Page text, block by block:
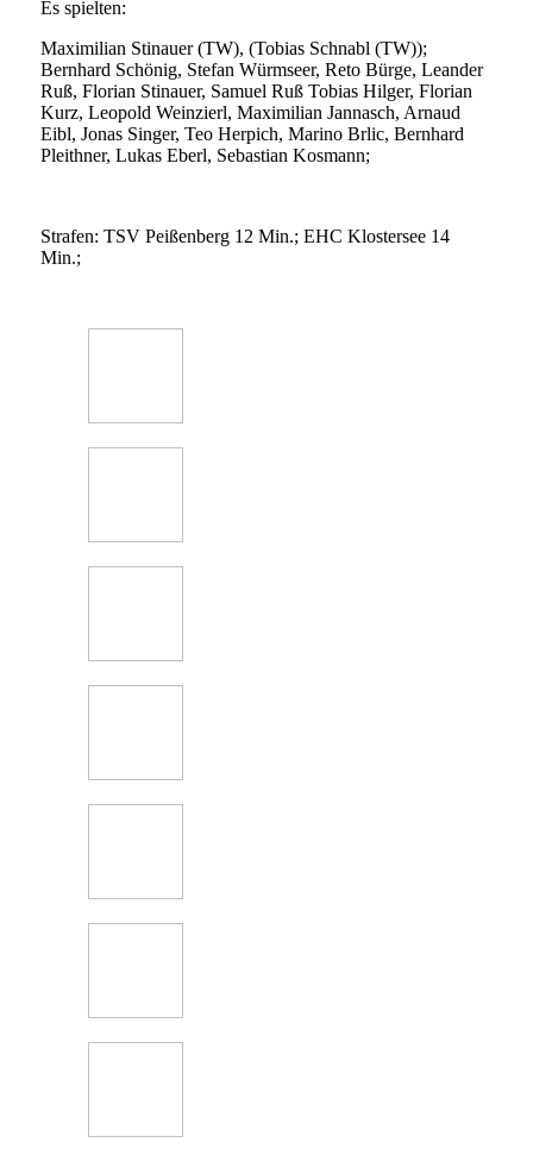
Es spielten:
Maximilian Stinauer (TW), (Tobias Schnabl (TW));
Bernhard Schönig, Stefan Würmseer, Reto Bürge, Leander
Ruß, Florian Stinauer, Samuel Ruß Tobias Hilger, Florian
Kurz, Leopold Weinzierl, Maximilian Jannasch, Arnaud
Eibl, Jonas Singer, Teo Herpich, Marino Brlic, Bernhard
Pleithner, Lukas Eberl, Sebastian Kosmann;
Strafen: TSV Peißenberg 12 Min.; EHC Klostersee 14
Min.;